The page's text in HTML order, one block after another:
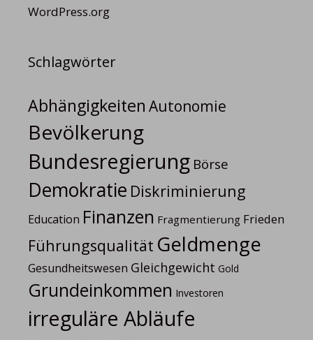
WordPress.org
Schlagwörter
Abhängigkeiten Autonomie
Bevölkerung
Bundesregierung Börse
Demokratie Diskriminierung
Education Finanzen Fragmentierung Frieden
Führungsqualität Geldmenge
Gesundheitswesen Gleichgewicht Gold
Grundeinkommen Investoren
irreguläre Abläufe